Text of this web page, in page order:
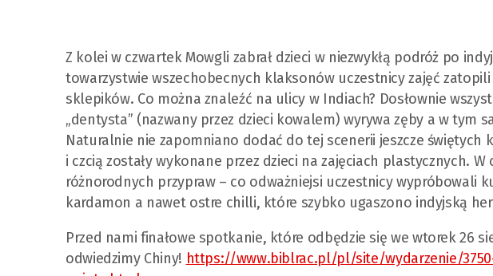
Z kolei w czwartek Mowgli zabrał dzieci w niezwykłą podróż po
towarzystwie wszechobecnych klaksonów uczestnicy zajęć
sklepików. Co można znaleźć na ulicy w Indiach? Dosłownie
„dentysta” (nazwany przez dzieci kowalem) wyrywa zęby a w tym
Naturalnie nie zapomniano dodać do tej scenerii jeszcze świętych
i czcią zostały wykonane przez dzieci na zajęciach plastycznych.
różnorodnych przypraw – co odważniejsi uczestnicy wypróbowali
kardamon a nawet ostre chilli, które szybko ugaszono indyjską
Przed nami finałowe spotkanie, które odbędzie się we wtorek 26
odwiedzimy Chiny! https://www.biblrac.pl/pl/site/wydarzenie/